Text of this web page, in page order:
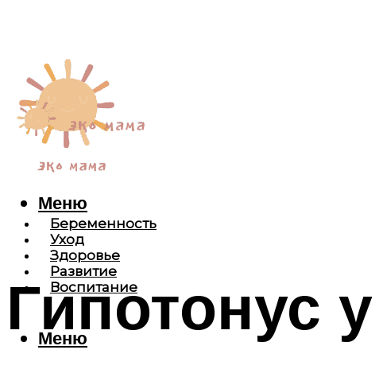
Беременность
Уход
Здоровье
Развитие
Воспитание
Меню
Меню
Гипотонус